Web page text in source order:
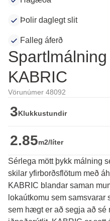
Þolir daglegt slit
Falleg áferð
KABRIC
Vörunúmer 48092
3Klukkustundir
2.85m2/líter
Sérlega mött þykk málning
skilar yfirborðsflötum með
KABRIC blandar saman
lokaútkomu sem samsvarar
sem hægt er að segja að sé